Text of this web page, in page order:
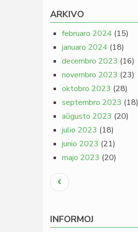
ARKIVO
februaro 2024 (15)
januaro 2024 (18)
decembro 2023 (16)
novembro 2023 (23)
oktobro 2023 (28)
septembro 2023 (18)
aŭgusto 2023 (20)
julio 2023 (18)
junio 2023 (21)
majo 2023 (20)
Pagination
Antaŭa
paĝo
INFORMOJ